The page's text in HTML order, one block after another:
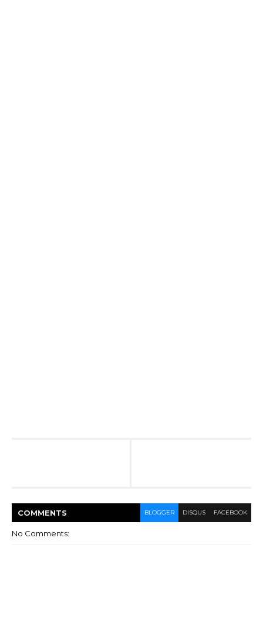
COMMENTS BLOGGER DISQUS FACEBOOK
No Comments: